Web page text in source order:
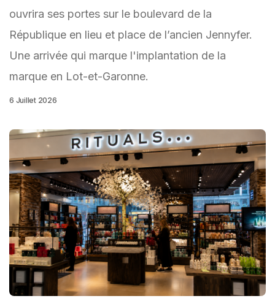
ouvrira ses portes sur le boulevard de la
République en lieu et place de l’ancien Jennyfer.
Une arrivée qui marque l'implantation de la
marque en Lot-et-Garonne.
6 Juillet 2026